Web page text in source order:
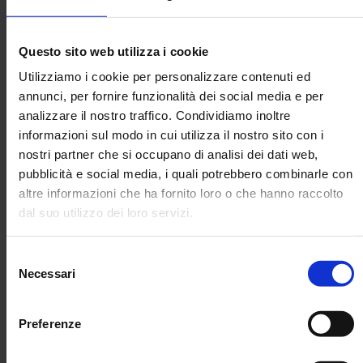
Questo sito web utilizza i cookie
Utilizziamo i cookie per personalizzare contenuti ed
annunci, per fornire funzionalità dei social media e per
analizzare il nostro traffico. Condividiamo inoltre
informazioni sul modo in cui utilizza il nostro sito con i
nostri partner che si occupano di analisi dei dati web,
pubblicità e social media, i quali potrebbero combinarle con
altre informazioni che ha fornito loro o che hanno raccolto
dal suo utilizzo dei loro servizi.
delNecessari
Preferenze
dellaristorazione e del turismo, caratterizzato da
esigenze di aggiornamento.
ConBOOSTEN STUDIO abbiamo trovato un partner
strategico che ci affianca non solo nellagestione
amministrativa del personale, ma anche nell’individuazione
diagevolazioni e opportunitàutili a ridurre i costi
aziendalie prevenire problematiche tipiche del nostro
settore.
Ciò che apprezziamo maggiormente è la rapidità e
l’efficacia con cui lo studio affronta e risolve le diverse
situazioni, proponendosoluzioni pratiche e
. La loro professionalità e disponibilità ci
consentono di concentrarci sullo sviluppo dei nostri